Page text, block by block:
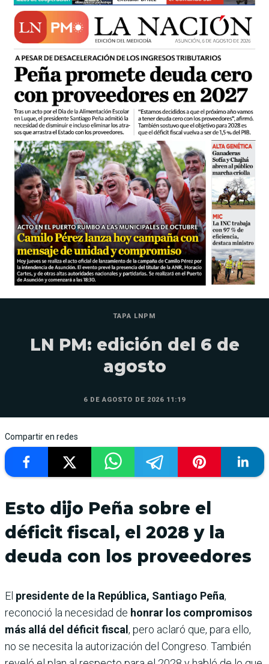
TAPA LNPM
LN PM: edición del 6 de
agosto
6 DE AGOSTO DE 2026 11:19
Compartir en redes
Esto dijo Peña sobre el
déficit fiscal, el 2028 y la
deuda con los proveedores
El presidente de la República, Santiago Peña,
reconoció la necesidad de honrar los compromisos
más allá del déficit fiscal , pero aclaró que, para ello,
no se necesita la autorización del Congreso. También